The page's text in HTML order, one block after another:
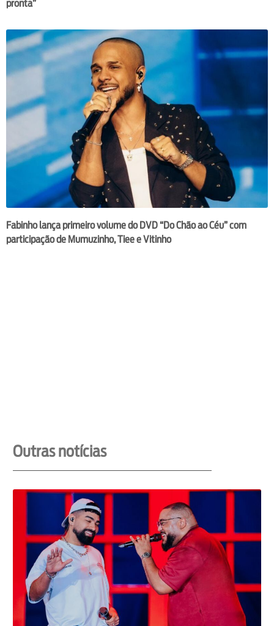
pronta”
Fabinho lança primeiro volume do DVD “Do Chão ao Céu” com
participação de Mumuzinho, Tiee e Vitinho
Outras notícias